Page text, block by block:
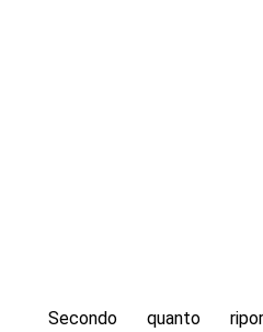
Secondo quanto